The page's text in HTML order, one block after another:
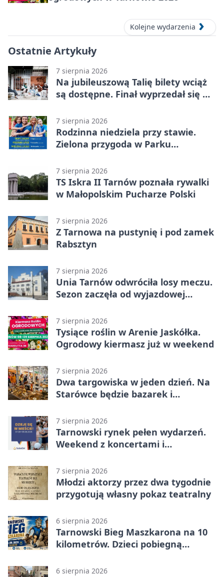
Kolejne wydarzenia
Ostatnie Artykuły
7 sierpnia 2026
Na jubileuszową Talię bilety wciąż
są dostępne. Finał wyprzedał się w
7 sierpnia 2026
Rodzinna niedziela przy stawie.
Zielona przygoda w Parku
7 sierpnia 2026
TS Iskra II Tarnów poznała rywalki
w Małopolskim Pucharze Polski
7 sierpnia 2026
Z Tarnowa na pustynię i pod zamek
Rabsztyn
7 sierpnia 2026
Unia Tarnów odwróciła losy meczu.
Sezon zaczęła od wyjazdowej
7 sierpnia 2026
Tysiące roślin w Arenie Jaskółka.
Ogrodowy kiermasz już w weekend
7 sierpnia 2026
Dwa targowiska w jeden dzień. Na
Starówce będzie bazarek i
7 sierpnia 2026
Tarnowski rynek pełen wydarzeń.
Weekend z koncertami i
7 sierpnia 2026
Młodzi aktorzy przez dwa tygodnie
przygotują własny pokaz teatralny
6 sierpnia 2026
Tarnowski Bieg Maszkarona na 10
kilometrów. Dzieci pobiegną
6 sierpnia 2026